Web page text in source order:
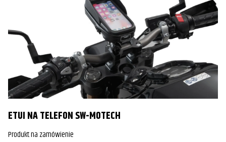
ETUI NA TELEFON SW-MOTECH
Produkt na zamówienie